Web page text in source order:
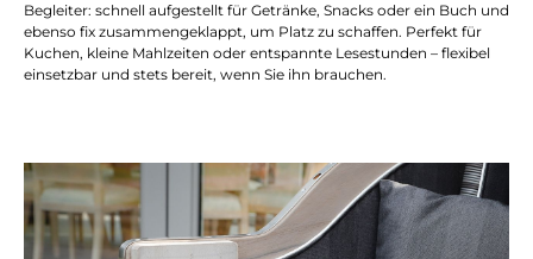
Begleiter: schnell aufgestellt für Getränke, Snacks oder ein Buch und
ebenso fix zusammengeklappt, um Platz zu schaffen. Perfekt für
Kuchen, kleine Mahlzeiten oder entspannte Lesestunden – flexibel
einsetzbar und stets bereit, wenn Sie ihn brauchen.